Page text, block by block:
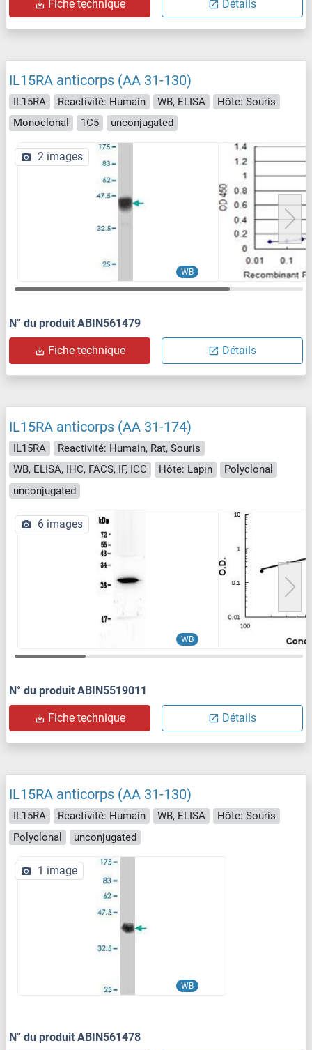
Fiche technique Détails
IL15RA anticorps (AA 31-130)
IL15RA Reactivité: Humain WB, ELISA
Hôte: Souris
Monoclonal
1C5 unconjugated
WB
2 images
N° du produit ABIN561479
Fiche technique Détails
IL15RA anticorps (AA 31-174)
IL15RA
Reactivité: Humain, Rat, Souris
WB, ELISA, IHC, FACS, IF, ICC
Hôte: Lapin
Polyclonal
unconjugated
WB
6 images
N° du produit ABIN5519011
Fiche technique Détails
IL15RA anticorps (AA 31-130)
IL15RA Reactivité: Humain WB, ELISA
Hôte: Souris
Polyclonal
unconjugated
WB
1 image
N° du produit ABIN561478